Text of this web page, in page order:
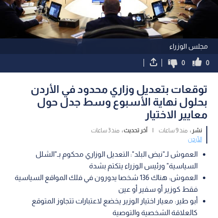
مجلس الوزراء
0
0
توقعات بتعديل وزاري محدود في الأردن
بحلول نهاية الأسبوع وسط جدل حول
معايير الاختيار
نشر : منذ 9 ساعات | آخر تحديث : منذ 3 ساعات
الأردن
العموش لـ"نبض البلد": التعديل الوزاري محكوم بـ"الشلل
السياسية" ورئيس الوزراء يتكتم بشدة
العموش: هناك 136 شخصا يدورون في فلك المواقع السياسية
فقط كوزير أو سفير أو عين
أبو طير: معيار اختيار الوزير يخضع لاعتبارات تتجاوز المتوقع
كالعلاقة الشخصية والتوصية